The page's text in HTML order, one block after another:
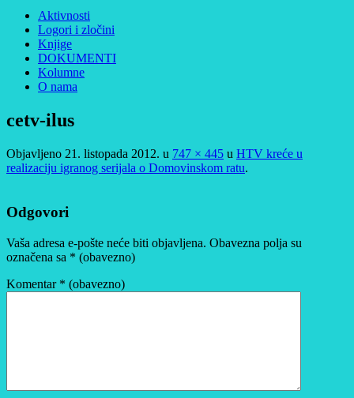
Aktivnosti
Logori i zločini
Knjige
DOKUMENTI
Kolumne
O nama
cetv-ilus
Objavljeno 21. listopada 2012. u 747 × 445 u HTV kreće u
realizaciju igranog serijala o Domovinskom ratu.
Odgovori
Vaša adresa e-pošte neće biti objavljena. Obavezna polja su
označena sa * (obavezno)
Komentar * (obavezno)